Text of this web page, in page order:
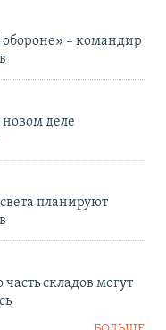
– командир
деле
планируют
складов могут